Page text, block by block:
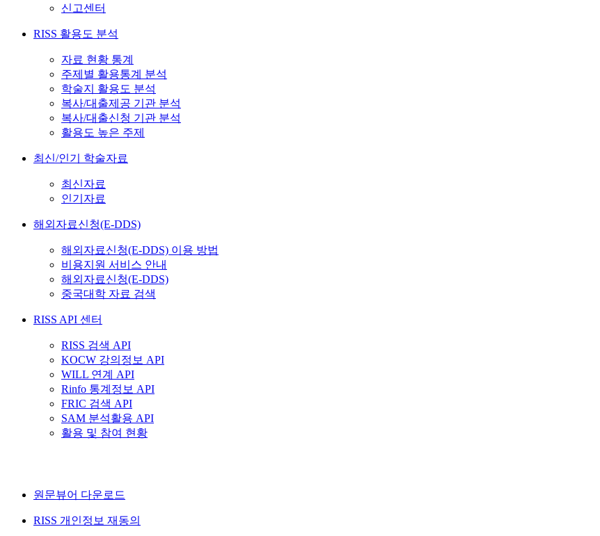
신고센터
RISS 활용도 분석
자료 현황 통계
주제별 활용통계 분석
학술지 활용도 분석
복사/대출제공 기관 분석
복사/대출신청 기관 분석
활용도 높은 주제
최신/인기 학술자료
최신자료
인기자료
해외자료신청(E-DDS)
해외자료신청(E-DDS) 이용 방법
비용지원 서비스 안내
해외자료신청(E-DDS)
중국대학 자료 검색
RISS API 센터
RISS 검색 API
KOCW 강의정보 API
WILL 연계 API
Rinfo 통계정보 API
FRIC 검색 API
SAM 분석활용 API
활용 및 참여 현황
원문뷰어 다운로드
RISS 개인정보 재동의